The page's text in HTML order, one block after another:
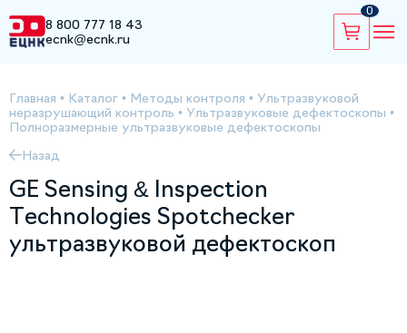
8 800 777 18 43
ecnk@ecnk.ru
0
Главная • Каталог • Методы контроля • Ультразвуковой
неразрушающий контроль • Ультразвуковые дефектоскопы •
Полноразмерные ультразвуковые дефектоскопы
Назад
GE Sensing & Inspection
Technologies Spotchecker
ультразвуковой дефектоскоп